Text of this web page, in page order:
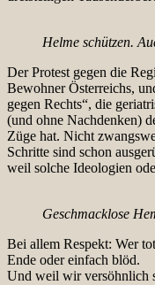
Helme schützen.
Der Protest gegen die
Bewohner Österreichs,
gegen Rechts“, die
(und ohne Nachdenken)
Züge hat. Nicht
Schritte sind schon
weil solche Ideologien
Geschmacklose
Bei allem Respekt: Wer
Ende oder einfach blöd.
Und weil wir versöhnlich